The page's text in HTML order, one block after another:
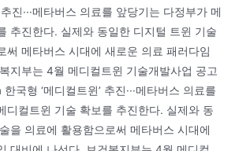
진···메타버스 의료를 앞당기는 다정부가 메
추진한다. 실제와 동일한 디지털 트윈 기술
써 메타버스 시대에 새로운 의료 패러다임
지부는 4월 메디컬트윈 기술개발사업 공고
국형 ‘메디컬트윈’ 추진···메타버스 의료를
디컬트윈 기술 확보를 추진한다. 실제와 동
을 의료에 활용함으로써 메타버스 시대에